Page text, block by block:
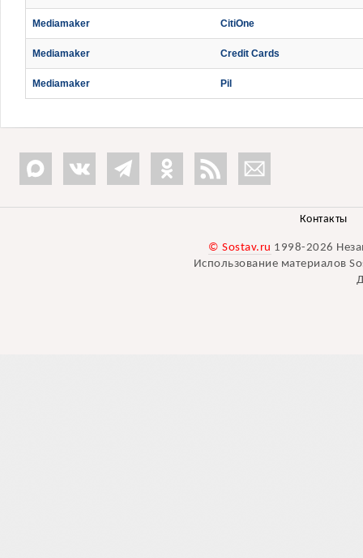
Mediamaker CitiOne
Mediamaker Credit Cards
Mediamaker Pil
Контакты
© Sostav.ru 1998-2026
Использование материалов